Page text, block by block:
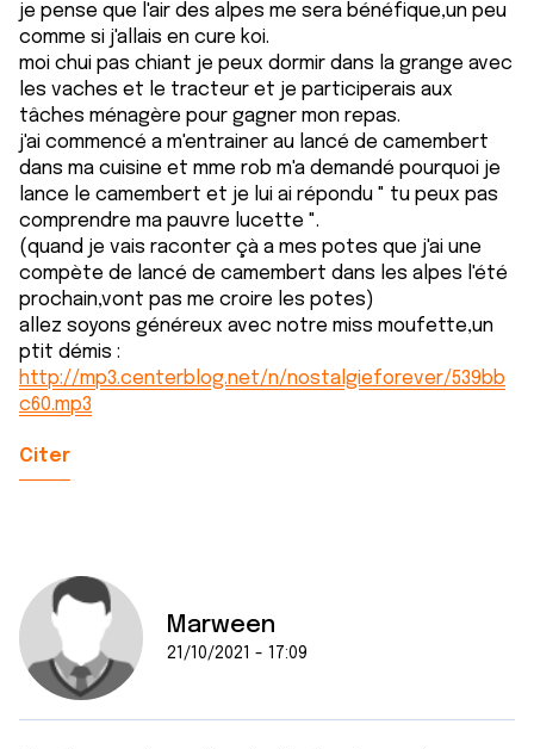
je pense que l'air des alpes me sera bénéfique,un peu
comme si j'allais en cure koi.
moi chui pas chiant je peux dormir dans la grange avec
les vaches et le tracteur et je participerais aux
tâches ménagère pour gagner mon repas.
j'ai commencé a m'entrainer au lancé de camembert
dans ma cuisine et mme rob m'a demandé pourquoi je
lance le camembert et je lui ai répondu " tu peux pas
comprendre ma pauvre lucette ".
(quand je vais raconter çà a mes potes que j'ai une
compète de lancé de camembert dans les alpes l'été
prochain,vont pas me croire les potes)
allez soyons généreux avec notre miss moufette,un
ptit démis :
http://mp3.centerblog.net/n/nostalgieforever/539bb
c60.mp3
Citer
Marween
21/10/2021 - 17:09